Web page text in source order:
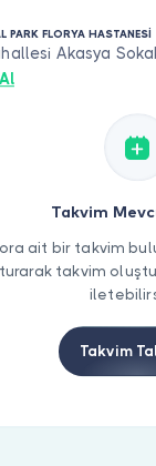
PARK FLORYA HASTANESİ
Akasya
Takvim
ait bir takvim
takvim
Takvim